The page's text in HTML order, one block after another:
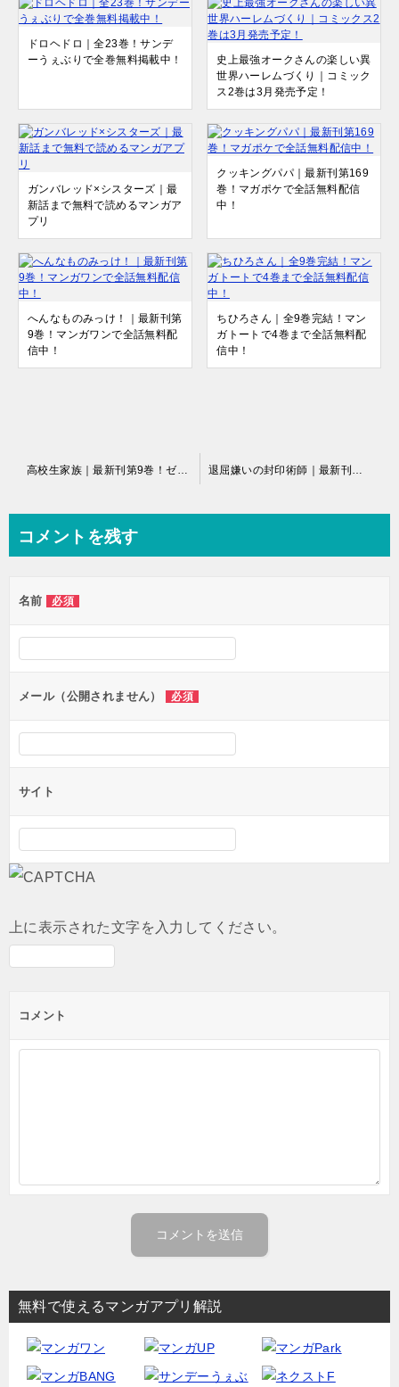
ドロヘドロ｜全23巻！サンデ
ーうぇぶりで全巻無料掲載中！
史上最強オークさんの楽しい異
世界ハーレムづくり｜コミック
ス2巻は3月発売予定！
ガンバレッド×シスターズ｜最
新話まで無料で読めるマンガア
プリ
クッキングパパ｜最新刊第169
巻！マガポケで全話無料配信
中！
へんなものみっけ！｜最新刊第
9巻！マンガワンで全話無料配
信中！
ちひろさん｜全9巻完結！マン
ガトートで4巻まで全話無料配
信中！
ビ
ー
シ
ン
高校生家族｜最新刊第9巻！ゼブラックで第4巻まで全話無料配信中！ 退屈嫌いの封印術師｜最新刊第1巻！マンガUP!で全話無料連載中！
コメントを残す
名前 必須
メール（公開されません） 必須
サイト
上に表示された文字を入力してください。
コメント
無料で使えるマンガアプリ解説